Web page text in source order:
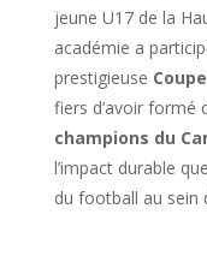
jeune U17 de la
académie a
prestigieuse
fiers d’avoir formé
champions du
l’impact durable
du football au sein